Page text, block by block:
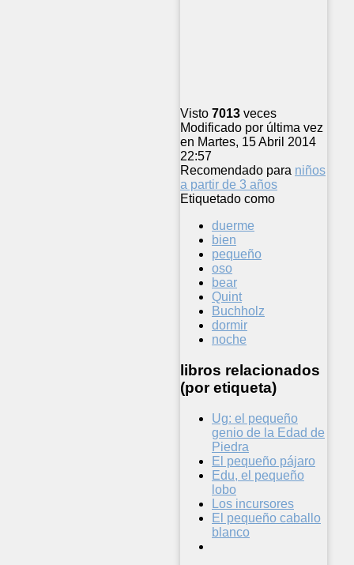
Visto 7013 veces
Modificado por última vez
en Martes, 15 Abril 2014
22:57
Recomendado para niños
a partir de 3 años
Etiquetado como
duerme
bien
pequeño
oso
bear
Quint
Buchholz
dormir
noche
libros relacionados
(por etiqueta)
Ug: el pequeño
genio de la Edad de
Piedra
El pequeño pájaro
Edu, el pequeño
lobo
Los incursores
El pequeño caballo
blanco